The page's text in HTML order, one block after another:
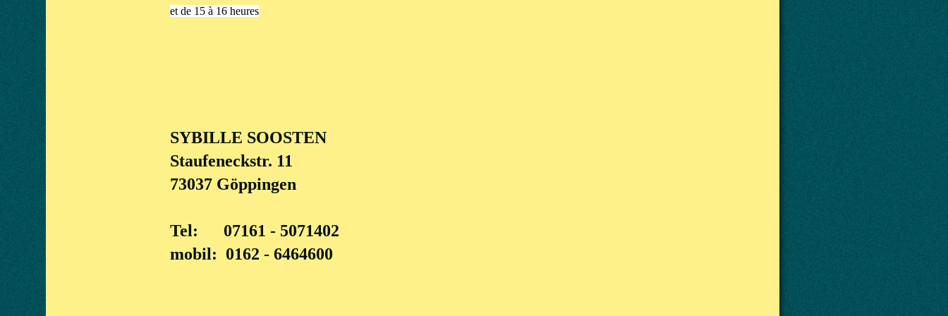
et de 15 à 16 heures
SYBILLE SOOSTEN
Staufeneckstr. 11
73037 Göppingen
Tel: 07161 - 5071402
mobil: 0162 - 6464600